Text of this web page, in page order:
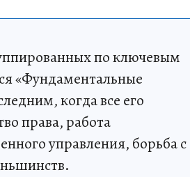
по ключевым
«Фундаментальные
когда все его
права, работа
управления, борьба с